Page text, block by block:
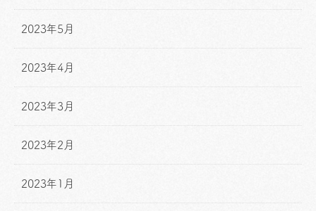
2023年5月
2023年4月
2023年3月
2023年2月
2023年1月